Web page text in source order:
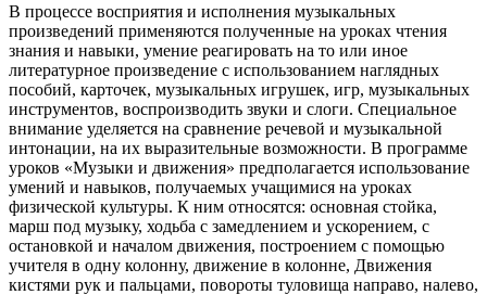
В процессе восприятия и исполнения музыкальных
произведений применяются полученные на уроках чтения
знания и навыки, умение реагировать на то или иное
литературное произведение с использованием наглядных
пособий, карточек, музыкальных игрушек, игр, музыкальных
инструментов, воспроизводить звуки и слоги. Специальное
внимание уделяется на сравнение речевой и музыкальной
интонации, на их выразительные возможности. В программе
уроков «Музыки и движения» предполагается использование
умений и навыков, получаемых учащимися на уроках
физической культуры. К ним относятся: основная стойка,
марш под музыку, ходьба с замедлением и ускорением, с
остановкой и началом движения, построением с помощью
учителя в одну колонну, движение в колонне, Движения
кистями рук и пальцами, повороты туловища направо, налево,